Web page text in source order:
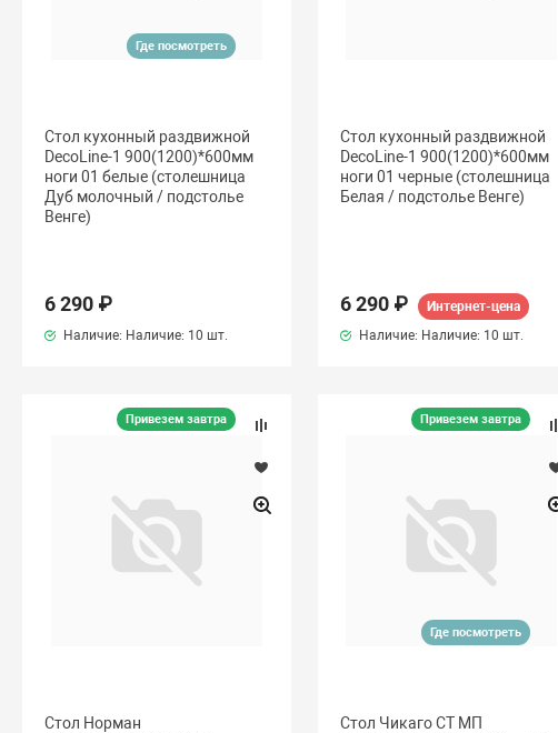
Где посмотреть
Стол кухонный раздвижной
DecoLine-1 900(1200)*600мм
ноги 01 белые (столешница
Дуб молочный / подстолье
Венге)
6 290 ₽
Наличие: Наличие: 10 шт.
Стол кухонный раздвижной
DecoLine-1 900(1200)*600мм
ноги 01 черные (столешница
Белая / подстолье Венге)
6 290 ₽
Интернет-цена
Наличие: Наличие: 10 шт.
Привезем завтра
Стол Норман
Привезем завтра
Где посмотреть
Стол Чикаго СТ МП